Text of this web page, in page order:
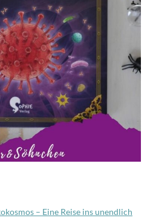
– Eine Reise ins unendlich